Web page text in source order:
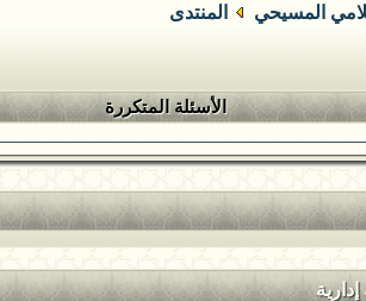
المسيحي المنتدى
الأسئلة المتكررة